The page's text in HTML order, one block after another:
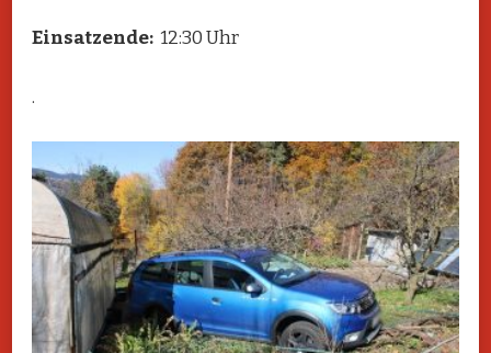
Einsatzende: 12:30 Uhr
.